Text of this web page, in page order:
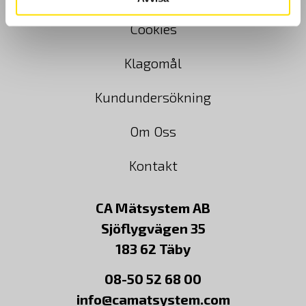
Cookies
Klagomål
Kundundersökning
Om Oss
Kontakt
CA Mätsystem AB
Sjöflygvägen 35
183 62 Täby
08-50 52 68 00
info@camatsystem.com